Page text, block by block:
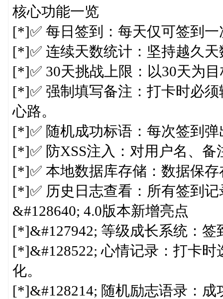
核心功能一览
[*]✅ 每日签到：每天仅可签到
[*]✅ 连续天数统计：坚持越久
[*]✅ 30天挑战上限：以30天为
[*]✅ 强制填写备注：打卡时必
心路。
[*]✅ 随机成功标语：每次签到
[*]✅ 防XSS注入：对用户名、
[*]✅ 本地数据库存储：数据保
[*]✅ 历史日志查看：所有签到
&#128640; 4.0版本新增亮点
[*]&#127942; 等级成长系统：
[*]&#128522; 心情记录：打卡
化。
[*]&#128214; 随机励志语录：